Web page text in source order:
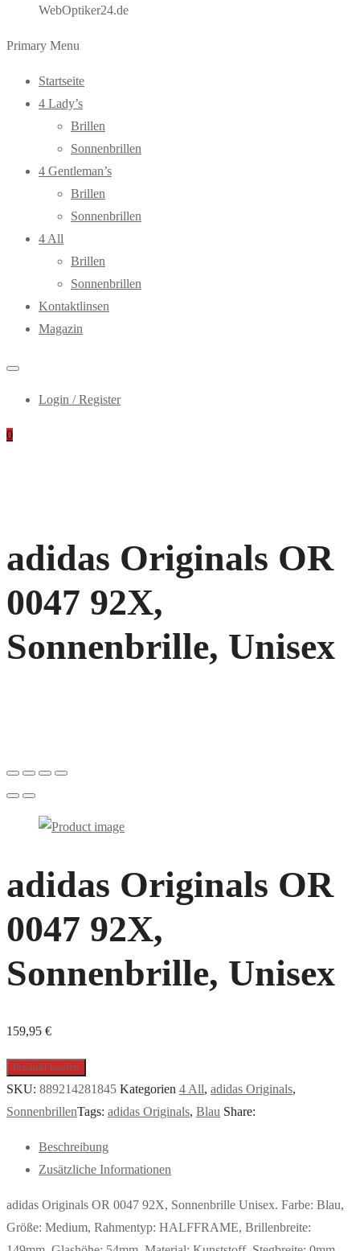
WebOptiker24.de
Primary Menu
Startseite
4 Lady’s
Brillen
Sonnenbrillen
4 Gentleman’s
Brillen
Sonnenbrillen
4 All
Brillen
Sonnenbrillen
Kontaktlinsen
Magazin
Login / Register
0
adidas Originals OR
0047 92X,
Sonnenbrille, Unisex
adidas Originals OR
0047 92X,
Sonnenbrille, Unisex
159,95 €
Produkt kaufen
SKU: 889214281845 Kategorien 4 All, adidas Originals,
SonnenbrillenTags: adidas Originals, Blau Share:
Beschreibung
Zusätzliche Informationen
adidas Originals OR 0047 92X, Sonnenbrille Unisex. Farbe: Blau,
Größe: Medium, Rahmentyp: HALFFRAME, Brillenbreite: